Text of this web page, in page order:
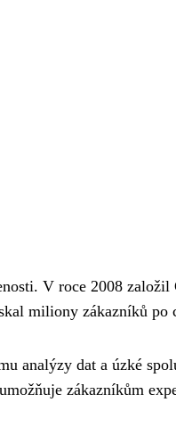
V roce 2008
miliony zákazníků po
analýzy dat a úzké
zákazníkům